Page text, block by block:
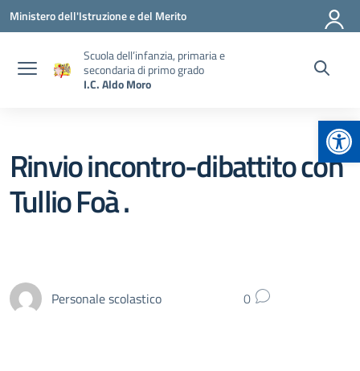
Vai ai contenuti
Vai al menu di navigazione
Vai al footer
Ministero dell'Istruzione e del Merito
Scuola dell’infanzia, primaria e
secondaria di primo grado
I.C. Aldo Moro
Rinvio incontro-dibattito con
Tullio Foà .
Personale scolastico 0